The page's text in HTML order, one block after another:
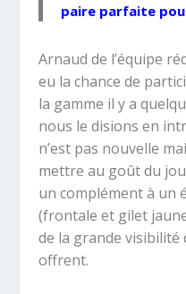
paire parfaite
Arnaud de l’équipe
eu la chance de
la gamme il y a
nous le disions en
n’est pas nouvelle
mettre au goût du
un complément à un
(frontale et gilet
de la grande
offrent.